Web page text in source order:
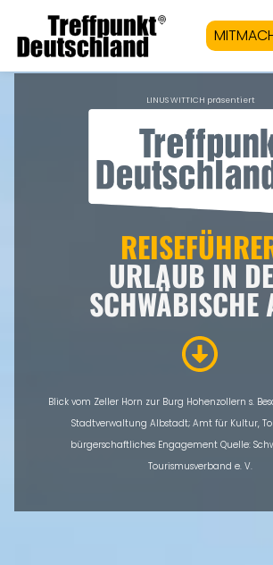
LINUS WITTICH präsentiert
URLAUB IN
SCHWÄBISCHE
Blick vom Zeller Horn zur Burg Hohenzollern s.
Stadtverwaltung Albstadt; Amt für Kultur,
bürgerschaftliches Engagement Quelle:
Tourismusverband e. V.